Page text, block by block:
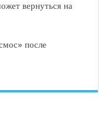
вернуться на
после